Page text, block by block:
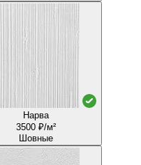
Нарва
3500 ₽/м²
Шовные